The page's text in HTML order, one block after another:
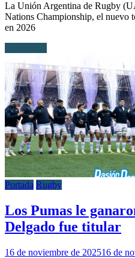
La Unión Argentina de Rugby
Nations Championship, el nuevo
en 2026
Portada Rugby
Los Pumas le
Delgado fue titular
16 de noviembre de 202516 de